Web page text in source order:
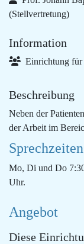
(Stellvertretung)
Information
Einrichtung für
Beschreibung
Neben der
der Arbeit im
Sprechzeiten
Mo, Di und Do
Uhr.
Angebot
Diese